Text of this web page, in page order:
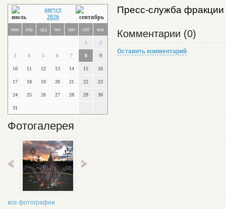
август
2026
пон втр срд чет пят суб вск
1 2
3 4 5 6 7 8 9
10 11 12 13 14 15 16
17 18 19 20 21 22 23
24 25 26 27 28 29 30
31
Фотогалерея
все фотографии
Пресс-служба
Комментарии (0)
Оставить комментарий